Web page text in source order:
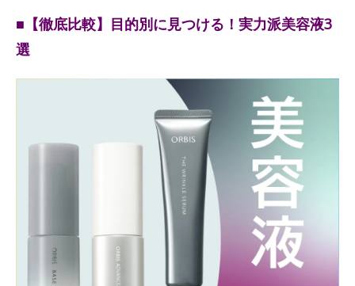
■【徹底比較】目的別に見つける！実力派美容液3
選